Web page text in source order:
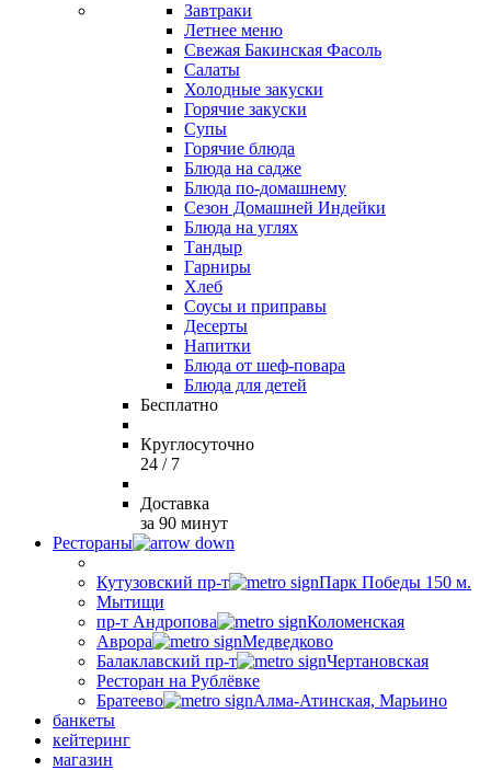
Завтраки
Летнее меню
Свежая Бакинская Фасоль
Салаты
Холодные закуски
Горячие закуски
Супы
Горячие блюда
Блюда на садже
Блюда по-домашнему
Сезон Домашней Индейки
Блюда на углях
Тандыр
Гарниры
Хлеб
Соусы и приправы
Десерты
Напитки
Блюда от шеф-повара
Блюда для детей
Бесплатно
Круглосуточно
24 / 7
Доставка
за 90 минут
Рестораны
Кутузовский пр-т
Парк Победы 150 м.
Мытищи
пр-т Андропова
Коломенская
Аврора
Медведково
Балаклавский пр-т
Чертановская
Ресторан на Рублёвке
Братеево
Алма-Атинская, Марьино
банкеты
кейтеринг
магазин